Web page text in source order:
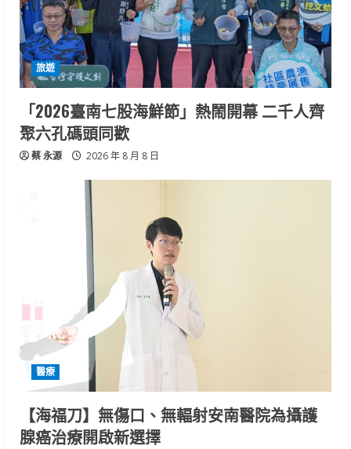
旅遊
「2026臺南七股海鮮節」熱鬧開幕 二千人齊
聚六孔碼頭同歡
蔡 永源 2026 年 8 月 8 日
醫療
【海福刀】無傷口、無輻射安南醫院為攝護
腺癌治療開啟新選擇